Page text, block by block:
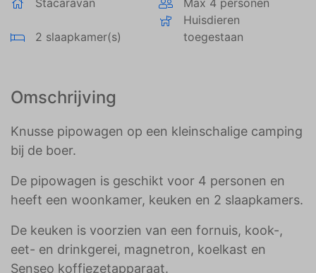
Stacaravan Max 4 personen
2 slaapkamer(s)
Huisdieren
toegestaan
Omschrijving
Knusse pipowagen op een kleinschalige camping
bij de boer.
De pipowagen is geschikt voor 4 personen en
heeft een woonkamer, keuken en 2 slaapkamers.
De keuken is voorzien van een fornuis, kook-,
eet- en drinkgerei, magnetron, koelkast en
Senseo koffiezetapparaat.